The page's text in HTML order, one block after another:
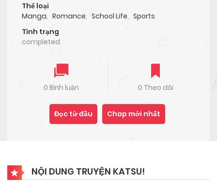
Thể loại
Manga, Romance, School Life, Sports
Tình trạng
completed
0 Bình luận 0 Theo dõi
Đọc từ đầu Chap mới nhất
NỘI DUNG TRUYỆN KATSU!